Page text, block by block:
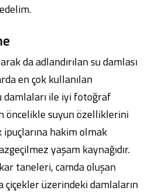
da adlandırılan su damlası
en çok kullanılan
ile iyi fotoğraf
öncelikle suyun özelliklerini
hakim olmak
yaşam kaynağıdır.
taneleri, camda oluşan
çiçekler üzerindeki damlaların